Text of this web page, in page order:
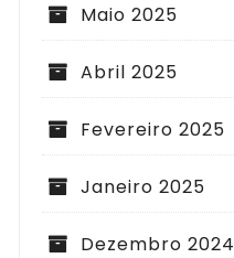
Maio 2025
Abril 2025
Fevereiro 2025
Janeiro 2025
Dezembro 2024